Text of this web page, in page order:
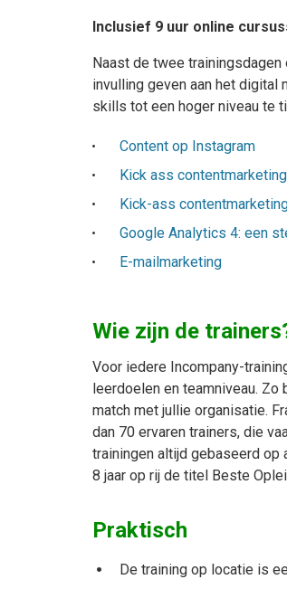
Inclusief 9 uur online
Naast de twee trainingsdagen
invulling geven aan het digital
skills tot een hoger niveau te
Content op Instagram
Kick ass
Kick-ass
Google Analytics 4: een
E-mailmarketing
Wie zijn de
Voor iedere Incompany-
leerdoelen en teamniveau. Zo
match met jullie organisatie.
dan 70 ervaren trainers, die
trainingen altijd gebaseerd op
8 jaar op rij de titel Beste
Praktisch
De training op locatie is